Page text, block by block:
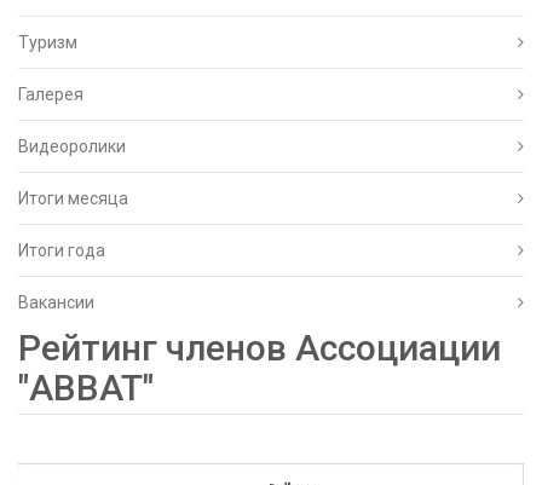
Туризм
Галерея
Видеоролики
Итоги месяца
Итоги года
Вакансии
Рейтинг членов Ассоциации
"АВВАТ"